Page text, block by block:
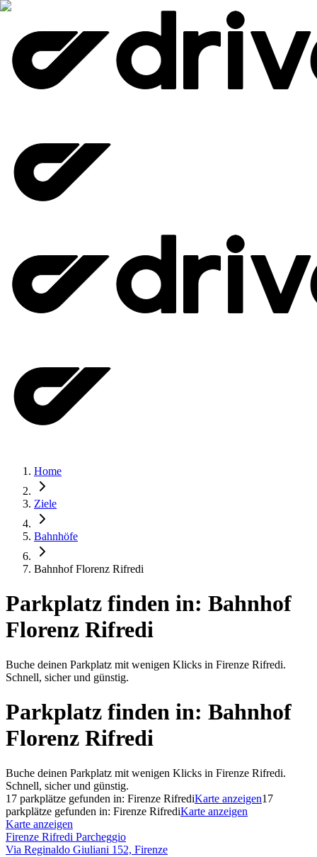
Home
Ziele
Bahnhöfe
Bahnhof Florenz Rifredi
Parkplatz finden in: Bahnhof
Florenz Rifredi
Buche deinen Parkplatz mit wenigen Klicks in Firenze Rifredi.
Schnell, sicher und günstig.
Parkplatz finden in: Bahnhof
Florenz Rifredi
Buche deinen Parkplatz mit wenigen Klicks in Firenze Rifredi.
Schnell, sicher und günstig.
17 parkplätze gefunden in: Firenze RifrediKarte anzeigen17
parkplätze gefunden in: Firenze RifrediKarte anzeigen
Karte anzeigen
Firenze Rifredi Parcheggio
Via Reginaldo Giuliani 152, Firenze